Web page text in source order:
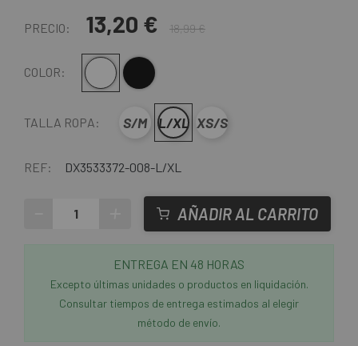
PRECIO: 13,20 € 18,99 €
COLOR: Blanco Negro
TALLA ROPA: S/M L/XL XS/S
REF: DX3533372-008-L/XL
AÑADIR AL CARRITO
ENTREGA EN 48 HORAS
Excepto últimas unidades o productos en liquidación.
Consultar tiempos de entrega estimados al elegir
método de envío.